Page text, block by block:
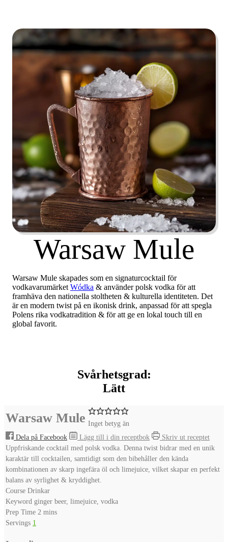
Warsaw Mule
Warsaw Mule skapades som en signaturcocktail för
vodkavarumärket Wódka & använder polsk vodka för att
framhäva den nationella stoltheten & kulturella identiteten. Det
är en modern twist på en ikonisk drink, anpassad för att spegla
Polens rika vodkatradition & för att ge en lokal touch till en
global favorit.
Svårhetsgrad:
Lätt
Warsaw Mule Inget betyg än
Dela på Facebook
Lägg till i din receptbok
Skriv ut receptet
Uppfriskande cocktail med polsk vodka. Denna twist bidrar med en unik
karaktär till cocktailen, samtidigt som den bibehåller den kända
kombinationen av skarp ingefära öl och limejuice, vilket skapar en perfekt
balans av syrlighet & kryddighet.
Course Drinkar
Keyword ginger beer, limejuice, vodka
Prep Time 2 minutes
mins
Servings 1